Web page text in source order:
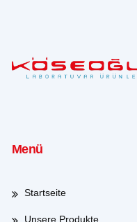
Menü
Startseite
Unsere Produkte